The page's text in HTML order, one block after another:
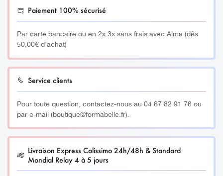
Utilisation idéale pour réchauffer les pierres chaudes, les
serviettes comme desOshiboriou les pochons aux
herbes.
La température intérieure obtenue lors de l’utilisation est
Tension : CA 100-120 V / CA 220-240 V
Fréquence : 50-60 Hz
Puissance : 500 W
Paiement 100% sécurisé
Par carte bancaire ou en 2x 3x sans frais avec Alma (dès
50,00€ d'achat)
Service clients
Pour toute question, contactez-nous au 04 67 82 91 76 ou
par e-mail (boutique@formabelle.fr).
Livraison Express Colissimo 24h/48h & Standard
Mondial Relay 4 à 5 jours